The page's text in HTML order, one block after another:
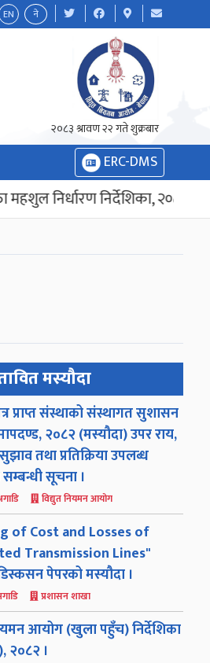
EN ने
२०८३ श्रावण २२ गते शुक्रबार
ERC-DMS
निर्धारण निर्देशिका, २०८३”
मस्यौदा
प्राप्त संस्थाको संस्थागत सुशासन
२०८२ (मस्यौदा) उपर राय,
तथा प्रतिक्रिया उपलब्ध
सूचना ।
अगाडि विद्युत नियमन आयोग
of Cost and Losses of
Transmission Lines"
पेपरको मस्यौदा ।
अगाडि प्रशासन शाखा
आयोग (खुला पहुँच) निर्देशिका
२०८२ ।